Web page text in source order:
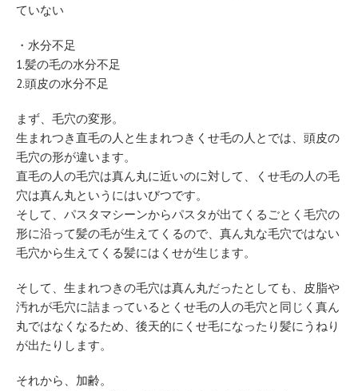
ていない
・水分不足
1.髪の毛の水分不足
2.頭皮の水分不足
まず、毛穴の変形。
生まれつき直毛の人と生まれつきくせ毛の人とでは、頭皮の
毛穴の形が違います。
直毛の人の毛穴は真ん丸に近いのに対して、くせ毛の人の毛
穴は真ん丸というにはいびつです。
そして、パスタマシーンからパスタが出てくるごとく毛穴の
形に沿って髪の毛が生えてくるので、真ん丸な毛穴ではない
毛穴から生えてくる髪にはくせが生じます。
そして、生まれつきの毛穴は真ん丸だったとしても、皮脂や
汚れが毛穴に詰まっているとくせ毛の人の毛穴と同じく真ん
丸ではなくなるため、後天的にくせ毛になったり髪にうねり
が出たりします。
それから、加齢。